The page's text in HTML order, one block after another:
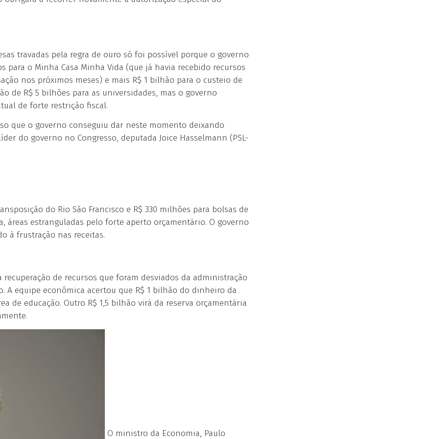
travadas pela regra de ouro só foi possível porque o governo
para o Minha Casa Minha Vida (que já havia recebido recursos
nos próximos meses) e mais R$ 1 bilhão para o custeio de
de R$ 5 bilhões para as universidades, mas o governo
de forte restrição fiscal.
que o governo conseguiu dar neste momento deixando
do governo no Congresso, deputada Joice Hasselmann (PSL-
do Rio São Francisco e R$ 330 milhões para bolsas de
áreas estranguladas pelo forte aperto orçamentário. O governo
à frustração nas receitas.
de recursos que foram desviados da administração
A equipe econômica acertou que R$ 1 bilhão do dinheiro da
de educação. Outro R$ 1,5 bilhão virá da reserva orçamentária
O ministro da Economia, Paulo